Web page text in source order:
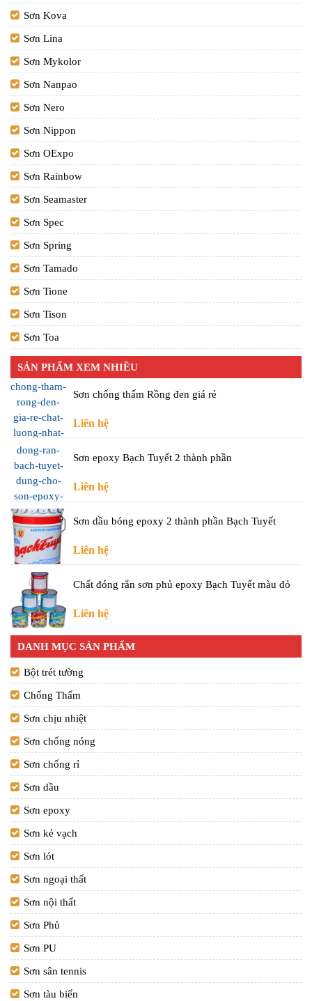
Sơn Kova
Sơn Lina
Sơn Mykolor
Sơn Nanpao
Sơn Nero
Sơn Nippon
Sơn OExpo
Sơn Rainbow
Sơn Seamaster
Sơn Spec
Sơn Spring
Sơn Tamado
Sơn Tione
Sơn Tison
Sơn Toa
SẢN PHẨM XEM NHIỀU
Sơn chống thấm Rồng đen giá rẻ
Liên hệ
Sơn epoxy Bạch Tuyết 2 thành phần
Liên hệ
Sơn dầu bóng epoxy 2 thành phần Bạch Tuyết
Liên hệ
Chất đóng rắn sơn phủ epoxy Bạch Tuyết màu đỏ
Liên hệ
DANH MỤC SẢN PHẨM
Bột trét tường
Chống Thấm
Sơn chịu nhiệt
Sơn chống nóng
Sơn chống rỉ
Sơn dầu
Sơn epoxy
Sơn kẻ vạch
Sơn lót
Sơn ngoại thất
Sơn nội thất
Sơn Phủ
Sơn PU
Sơn sân tennis
Sơn tàu biển